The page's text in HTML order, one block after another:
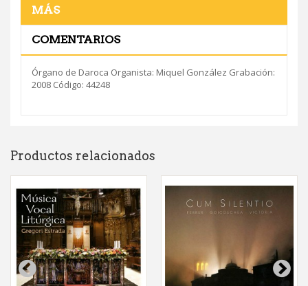
MÁS
COMENTARIOS
Órgano de Daroca Organista: Miquel González Grabación:
2008 Código: 44248
Productos relacionados